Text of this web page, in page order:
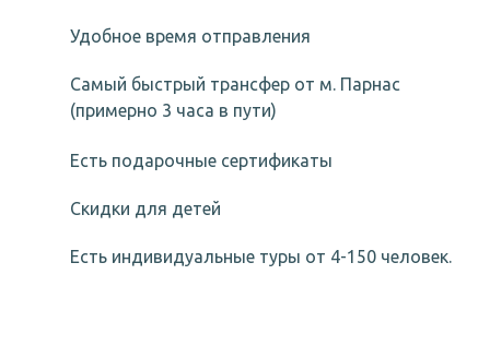
Удобное время отправления
Самый быстрый трансфер от м. Парнас
(примерно 3 часа в пути)
Есть подарочные сертификаты
Скидки для детей
Есть индивидуальные туры от 4-150 человек.